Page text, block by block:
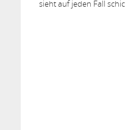
sieht auf jeden Fall